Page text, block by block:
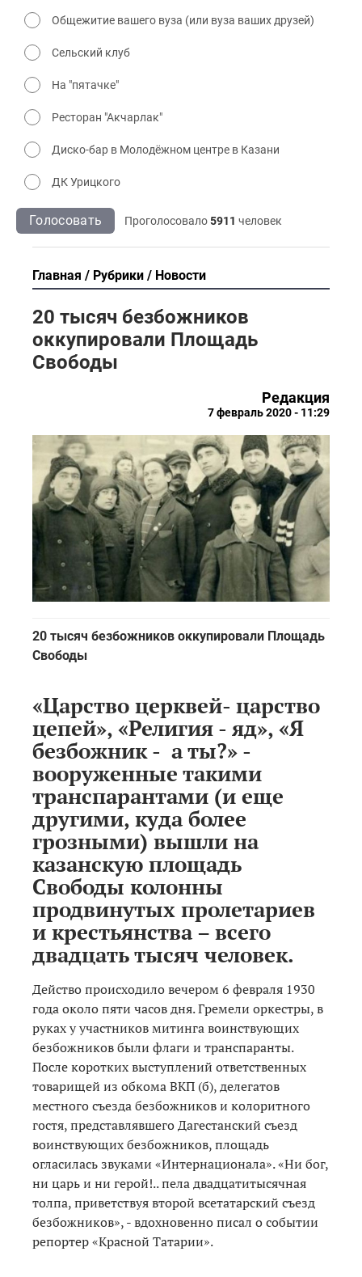
Общежитие вашего вуза (или вуза ваших друзей)
Сельский клуб
На "пятачке"
Ресторан "Акчарлак"
Диско-бар в Молодёжном центре в Казани
ДК Урицкого
Голосовать Проголосовало5911 человек
Главная Рубрики Новости
20 тысяч безбожников
оккупировали Площадь
Свободы
Редакция
7 февраль 2020 - 11:29
20 тысяч безбожников оккупировали Площадь
Свободы
«Царство церквей- царство
цепей», «Религия - яд», «Я
безбожник - а ты?» -
вооруженные такими
транспарантами (и еще
другими, куда более
грозными) вышли на
казанскую площадь
Свободы колонны
продвинутых пролетариев
и крестьянства – всего
двадцать тысяч человек.
Действо происходило вечером 6 февраля 1930
года около пяти часов дня. Гремели оркестры, в
руках у участников митинга воинствующих
безбожников были флаги и транспаранты.
После коротких выступлений ответственных
товарищей из обкома ВКП (б), делегатов
местного съезда безбожников и колоритного
гостя, представлявшего Дагестанский съезд
воинствующих безбожников, площадь
огласилась звуками «Интернационала». «Ни бог,
ни царь и ни герой!.. пела двадцатитысячная
толпа, приветствуя второй всетатарский съезд
безбожников», - вдохновенно писал о событии
репортер «Красной Татарии».